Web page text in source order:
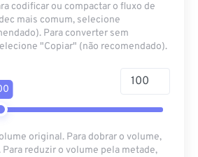
codificar ou compactar o fluxo de
mais comum, selecione
Para converter sem
"Copiar" (não recomendado).
original. Para dobrar o volume,
reduzir o volume pela metade,